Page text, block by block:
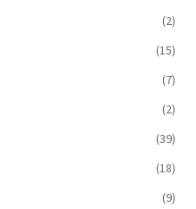
(2)
(15)
(7)
(2)
(39)
(18)
(9)